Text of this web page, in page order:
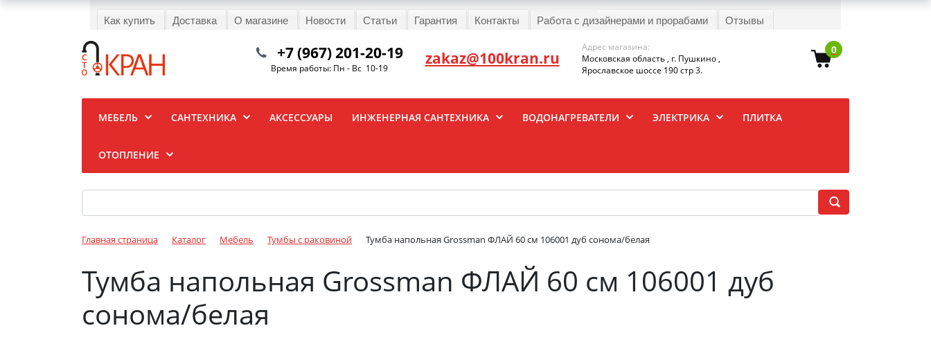
Как купить Доставка О магазине Новости Статьи Гарантия Контакты Работа с дизайнерами и прорабами Отзывы
0
+7 (967) 201-20-19
Время работы: Пн - Вс 10-19 zakaz@100kran.ru
Адрес магазина:
Московская область , г. Пушкино ,
Ярославское шоссе 190 стр 3.
МЕБЕЛЬ САНТЕХНИКА АКСЕССУАРЫ ИНЖЕНЕРНАЯ САНТЕХНИКА ВОДОНАГРЕВАТЕЛИ ЭЛЕКТРИКА ПЛИТКА
ОТОПЛЕНИЕ
Главная страница Каталог Мебель Тумбы с раковиной Тумба напольная Grossman ФЛАЙ 60 см 106001 дуб сонома/белая
Тумба напольная Grossman ФЛАЙ 60 см 106001 дуб
сонома/белая